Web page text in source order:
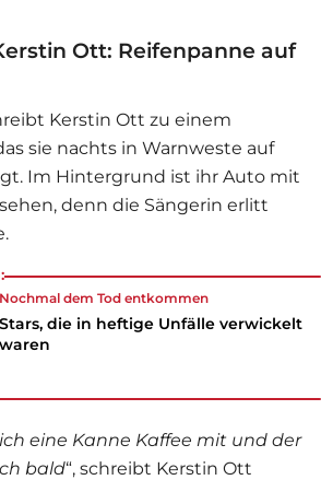
Ott: Reifenpanne auf
Kerstin Ott zu einem
sie nachts in Warnweste auf
Im Hintergrund ist ihr Auto mit
denn die Sängerin erlitt
Nochmal dem Tod entkommen
Stars, die in heftige Unfälle verwickelt
waren
eine Kanne Kaffee mit und der
bald“, schreibt Kerstin Ott